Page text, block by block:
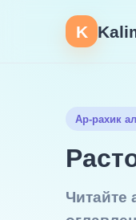
K
Ар-рахик
Читайте